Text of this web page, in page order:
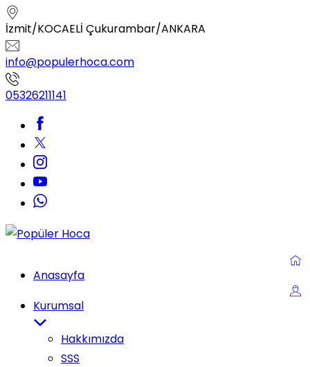
İzmit/KOCAELİ Çukurambar/ANKARA
info@populerhoca.com
05326211141
Anasayfa
Kurumsal
Hakkımızda
SSS